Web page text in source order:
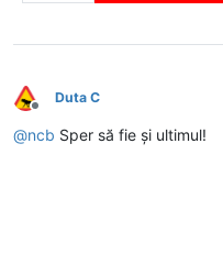
Deconectat
Duta C
@ncb Sper să fie și ultimul!